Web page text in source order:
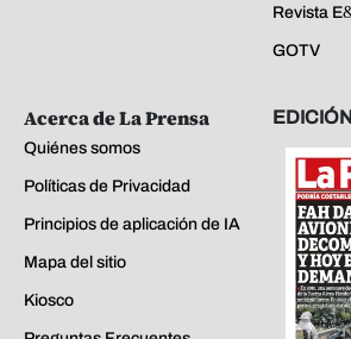
Revista
GOTV
Acerca de La Prensa
Quiénes somos
Políticas de Privacidad
Principios de aplicación de IA
Mapa del sitio
Kiosco